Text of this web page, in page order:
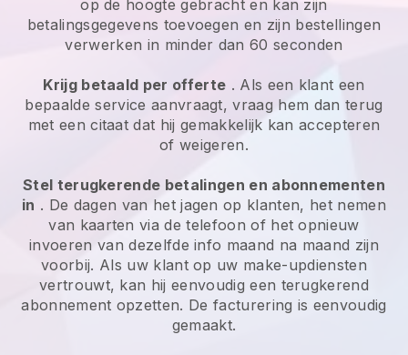
op de hoogte gebracht en kan zijn
betalingsgegevens toevoegen en zijn bestellingen
verwerken in minder dan 60 seconden
Krijg betaald per offerte . Als een klant een
bepaalde service aanvraagt, vraag hem dan terug
met een citaat dat hij gemakkelijk kan accepteren
of weigeren.
Stel terugkerende betalingen en abonnementen
in . De dagen van het jagen op klanten, het nemen
van kaarten via de telefoon of het opnieuw
invoeren van dezelfde info maand na maand zijn
voorbij. Als uw klant op uw make-updiensten
vertrouwt, kan hij eenvoudig een terugkerend
abonnement opzetten. De facturering is eenvoudig
gemaakt.